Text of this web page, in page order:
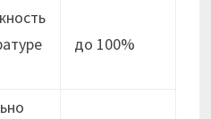
до 100%